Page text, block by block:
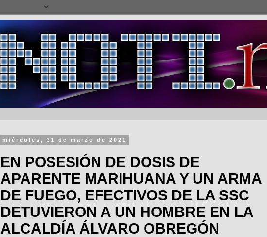
miércoles, 31 de marzo de 2021
EN POSESIÓN DE DOSIS DE
APARENTE MARIHUANA Y UN ARMA
DE FUEGO, EFECTIVOS DE LA SSC
DETUVIERON A UN HOMBRE EN LA
ALCALDÍA ÁLVARO OBREGÓN